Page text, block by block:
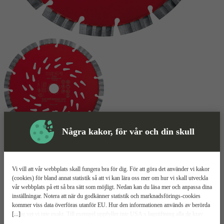
Några kakor, för vår och din skull
[...]
Vi vill att vår webbplats skall fungera bra för dig. För att göra det använder vi kakor
(cookies) för bland annat statistik så att vi kan lära oss mer om hur vi skall utveckla
vår webbplats på ett så bra sätt som möjligt. Nedan kan du läsa mer och anpassa dina
inställningar. Notera att när du godkänner statistik och marknadsförings-cookies
kommer viss data överföras utanför EU. Hur den informationen används av berörda
bolag vet vi inte exakt. Till exempel uppfyller inte USA:s lagstiftning alla de krav
Skyddsutrustning
Kapskiva Mer information
Hilti EQD SPX